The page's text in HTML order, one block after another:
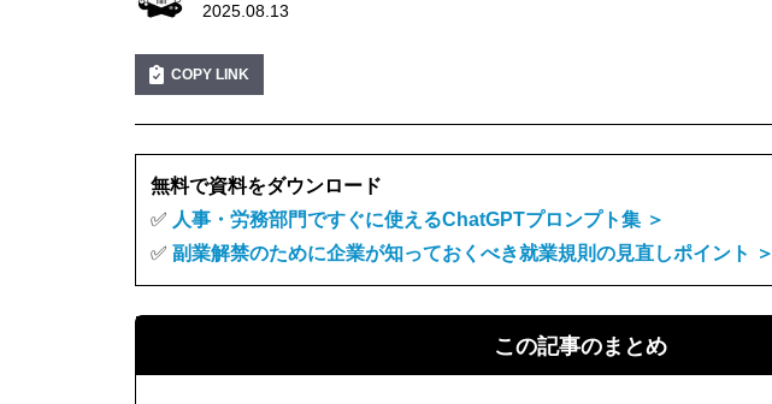
2025.08.13
COPY LINK
無料で資料をダウンロード
✅ 人事・労務部門ですぐに使えるChatGPTプロンプト集 ＞
✅ 副業解禁のために企業が知っておくべき就業規則の見直しポイント ＞
この記事のまとめ